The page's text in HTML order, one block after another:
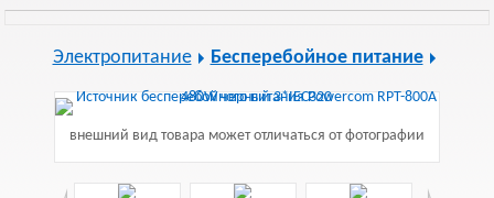
Электропитание Бесперебойное питание
внешний вид товара может отличаться от фотографии